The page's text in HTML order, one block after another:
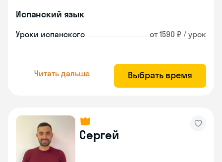
Испанский язык
Уроки испанского от 1590 ₽ / урок
Читать дальше Выбрать время
Сергей